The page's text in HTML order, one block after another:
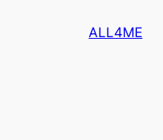
ALL4ME